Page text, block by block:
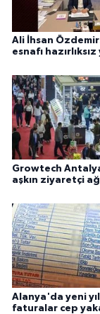
Ali İhsan
esnafı
Growtech
aşkın ziyaretçi
Alanya'da yeni
faturalar cep